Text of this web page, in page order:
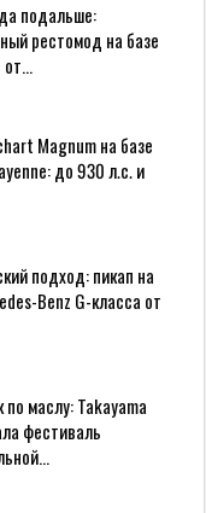
подальше:
рестомод на базе
от…
Magnum на базе
до 930 л.с. и
подход: пикап на
Benz G-класса от
маслу: Takayama
фестиваль